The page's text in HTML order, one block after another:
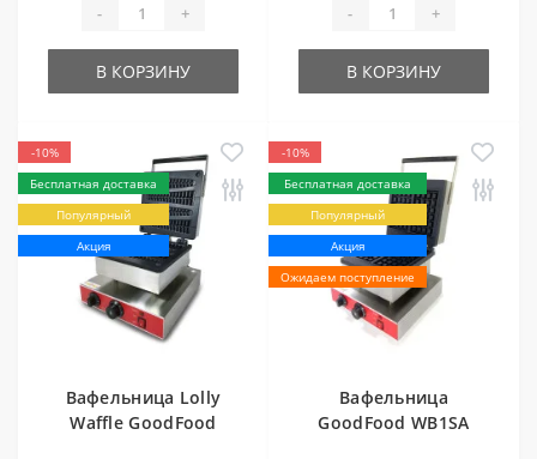
- +
В КОРЗИНУ
- +
В КОРЗИНУ
-10%
Бесплатная доставка
Популярный
Акция
Вафельница Lolly
Waffle GoodFood
-10%
Бесплатная доставка
Популярный
Акция
Ожидаем поступление
Вафельница
GoodFood WB1SA